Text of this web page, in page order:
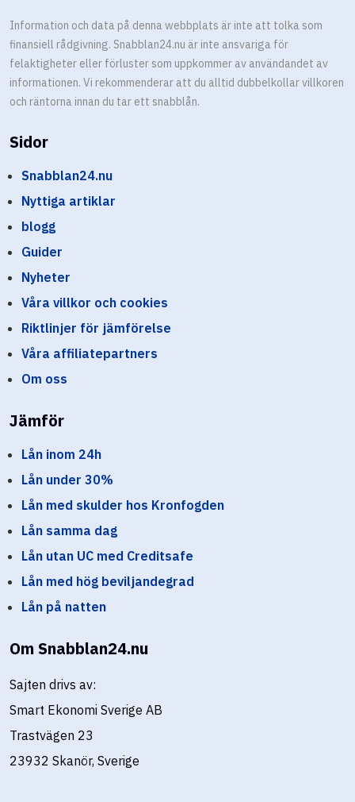
Information och data på denna webbplats är inte att tolka som
finansiell rådgivning. Snabblan24.nu är inte ansvariga för
felaktigheter eller förluster som uppkommer av användandet av
informationen. Vi rekommenderar att du alltid dubbelkollar villkoren
och räntorna innan du tar ett snabblån.
Sidor
Snabblan24.nu
Nyttiga artiklar
blogg
Guider
Nyheter
Våra villkor och cookies
Riktlinjer för jämförelse
Våra affiliatepartners
Om oss
Jämför
Lån inom 24h
Lån under 30%
Lån med skulder hos Kronfogden
Lån samma dag
Lån utan UC med Creditsafe
Lån med hög beviljandegrad
Lån på natten
Om Snabblan24.nu
Sajten drivs av:
Smart Ekonomi Sverige AB
Trastvägen 23
23932 Skanör, Sverige